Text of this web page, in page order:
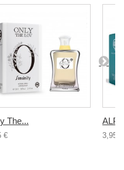
The...
€ 3,95 €